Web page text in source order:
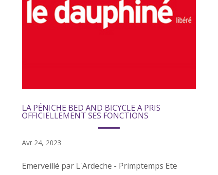
LA PÉNICHE BED AND BICYCLE A PRIS
OFFICIELLEMENT SES FONCTIONS
Avr 24, 2023
Emerveillé par L'Ardeche - Primptemps Ete